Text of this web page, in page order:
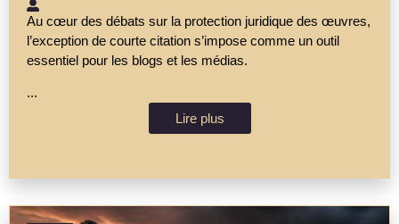
Au cœur des débats sur la protection juridique des œuvres,
l’exception de courte citation s’impose comme un outil
essentiel pour les blogs et les médias.
...
Lire plus